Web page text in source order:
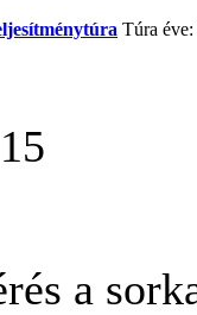
Túra
a